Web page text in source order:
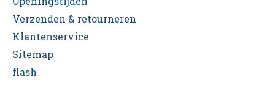
Verzenden & retourneren
Klantenservice
Sitemap
flash